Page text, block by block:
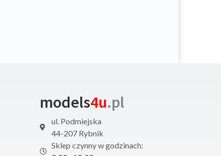
models4u.pl
ul. Podmiejska
44-207 Rybnik
Sklep czynny w godzinach: